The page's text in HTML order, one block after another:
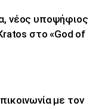
νέος υποψήφιος
στο «God of
με τον